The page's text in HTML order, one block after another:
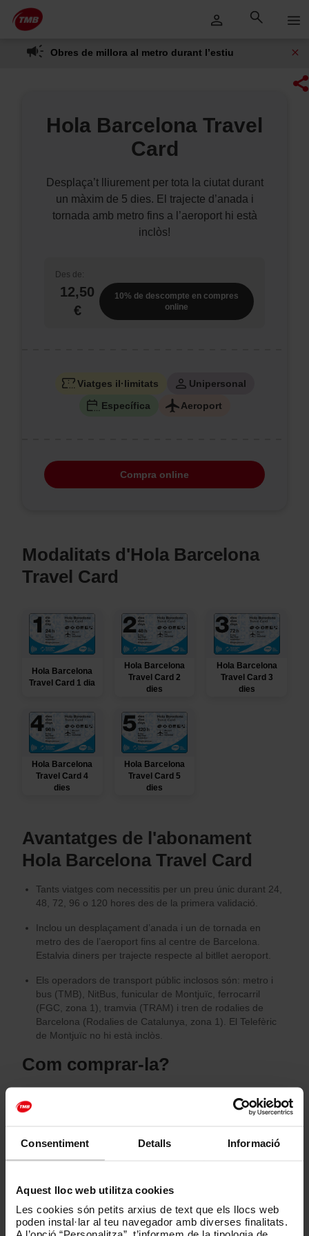
Consentiment Detalls Informació
Aquest lloc web utilitza cookies
Les cookies són petits arxius de text que els llocs web
poden instal·lar al teu navegador amb diverses finalitats.
Salta al contingut principal
Saltar
al
contingut
Obres de millora al metro durant l’estiu
Hola Barcelona Travel
Card
Desplaça’t lliurement per tota la ciutat durant
un màxim de 5 dies. El trajecte d’anada i
tornada amb metro fins a l’aeroport hi està
inclòs!
Des de:
12,50
€
10% de descompte en compres
online
Viatges il·limitats
Unipersonal
Específica
Aeroport
Compra online
Modalitats d'Hola Barcelona
Travel Card
Hola Barcelona
Travel Card 1 dia
Hola Barcelona
Travel Card 2
dies
Hola Barcelona
Travel Card 3
dies
Hola Barcelona
Travel Card 4
dies
Hola Barcelona
Travel Card 5
dies
Avantatges de l'abonament
Hola Barcelona Travel Card
Tants viatges com necessitis per un preu únic durant 24,
48, 72, 96 o 120 hores des de la primera validació.
Inclou un desplaçament d’anada i un de tornada en
metro des de l’aeroport fins al centre de Barcelona.
Estalvia diners per trajecte respecte al bitllet aeroport.
Els operadors de transport públic inclosos són: metro i
bus (TMB), NitBus, funicular de Montjuïc, ferrocarril
(FGC, zona 1), tramvia (TRAM) i tren de rodalies de
Barcelona (Rodalies de Catalunya, zona 1). El Telefèric
de Montjuïc no hi està inclòs.
Com comprar-la?
Card mitjançant el servei de compra online amb un 10%
de l'estació de metro de Catalunya, a les màquines de
venda de bitllets i els Punts TMB d'atenció, que són al
distribuïdes per la ciutat.
Si fas la compra online o a Hola Barcelona Store pots
bescanviar el teu voucher a les distribuïdores